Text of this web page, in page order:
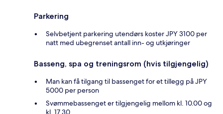
Parkering
Selvbetjent parkering utendørs koster JPY 3100 per
natt med ubegrenset antall inn- og utkjøringer
Basseng, spa og treningsrom (hvis tilgjengelig)
Man kan få tilgang til bassenget for et tillegg på JPY
5000 per person
Svømmebassenget er tilgjengelig mellom kl. 10.00 og
kl. 17.30